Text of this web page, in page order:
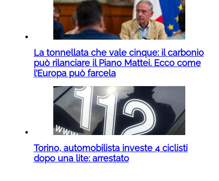
La tonnellata che vale cinque: il carbonio
può rilanciare il Piano Mattei. Ecco come
l’Europa può farcela
Torino, automobilista investe 4 ciclisti
dopo una lite: arrestato